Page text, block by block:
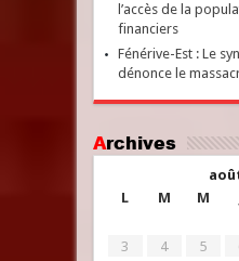
l’accès de la
financiers
Fénérive-Est : Le
dénonce le
Archives
L
M M
3
4 5